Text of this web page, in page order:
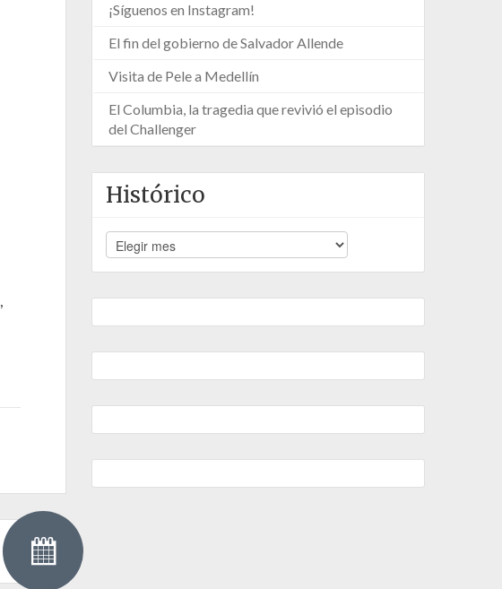
,
¡Síguenos en Instagram!
El fin del gobierno de Salvador Allende
Visita de Pele a Medellín
El Columbia, la tragedia que revivió el episodio
del Challenger
Histórico